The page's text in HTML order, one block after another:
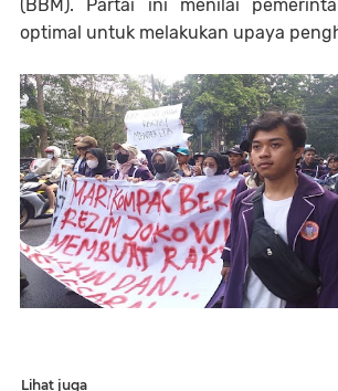
(BBM). Partai ini menilai
optimal untuk melakukan upaya
Lihat juga